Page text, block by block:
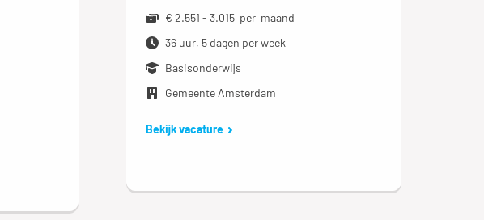
€ 2.551 - 3.015 per maand
36 uur, 5 dagen per week
Basisonderwijs
Gemeente Amsterdam
Bekijk vacature